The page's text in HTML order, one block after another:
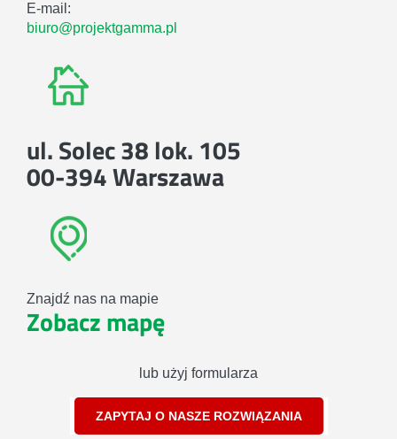
E-mail:
biuro@projektgamma.pl
ul. Solec 38 lok. 105
00-394 Warszawa
Znajdź nas na mapie
Zobacz mapę
lub użyj formularza
ZAPYTAJ O NASZE ROZWIĄZANIA